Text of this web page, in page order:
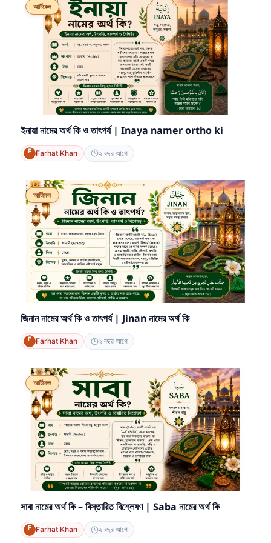
আর্টিকেল
ইনায়া নামের অর্থ কি ও তাৎপর্য | Inaya namer ortho ki
Farhat Khan ২ বছর আগে
আর্টিকেল
জিনান নামের অর্থ কি ও তাৎপর্য | Jinan নামের অর্থ কি
Farhat Khan ২ বছর আগে
আর্টিকেল
সাবা নামের অর্থ কি – বিস্তারিত বিশ্লেষণ | Saba নামের অর্থ কি
Farhat Khan ২ বছর আগে